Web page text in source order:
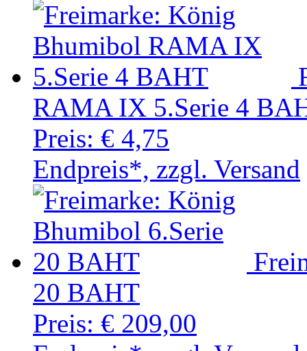
RAMA IX 5.Serie 4
Preis: € 4,75
Endpreis*, zzgl. Versand
20 BAHT
Preis: € 209,00